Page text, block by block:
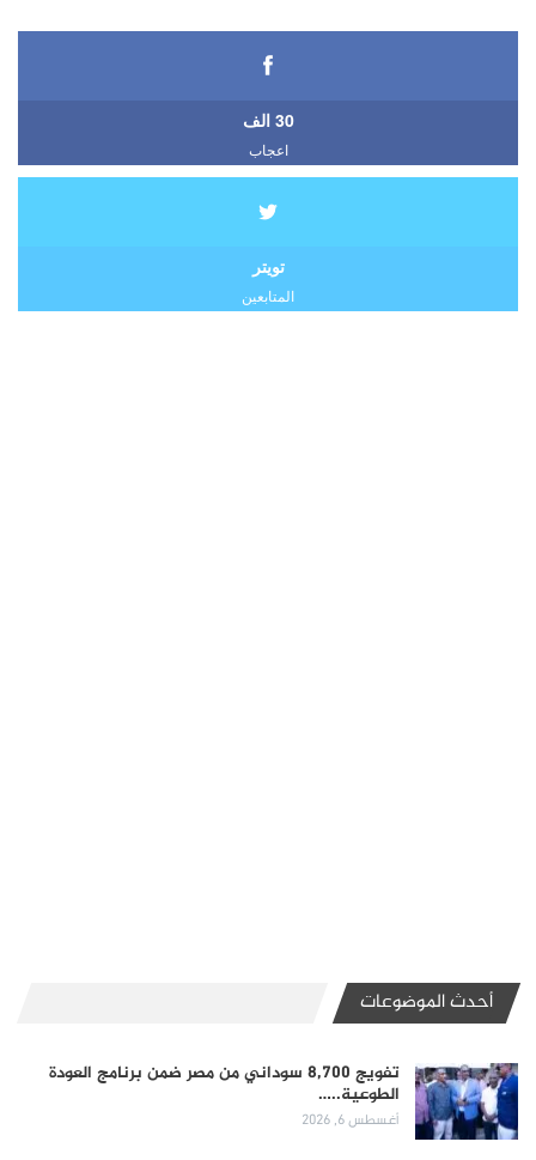
30 الف
اعجاب
تويتر
المتابعين
أحدث الموضوعات
تفويج 8,700 سوداني من مصر ضمن برنامج العودة
الطوعية..…
أغسطس 6, 2026